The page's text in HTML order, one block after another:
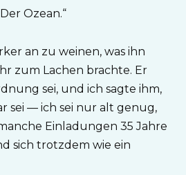
Ozean.“
an zu weinen, was ihn
zum Lachen brachte. Er
sei, und ich sagte ihm,
sei — ich sei nur alt genug,
Einladungen 35 Jahre
sich trotzdem wie ein